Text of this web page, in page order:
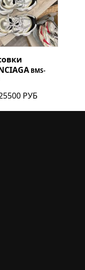
BMS-
РУБ